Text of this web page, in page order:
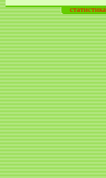
статистика